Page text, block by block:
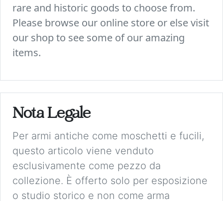
rare and historic goods to choose from.
Please browse our online store or else visit
our shop to see some of our amazing
items.
Nota Legale
Per armi antiche come moschetti e fucili,
questo articolo viene venduto
esclusivamente come pezzo da
collezione. È offerto solo per esposizione
o studio storico e non come arma